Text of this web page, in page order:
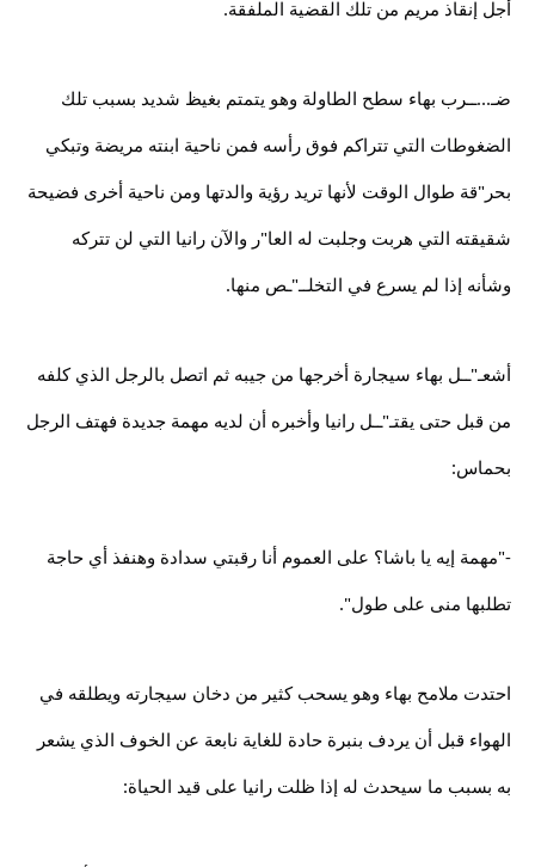
أجل إنقاذ مريم من تلك القضية الملفقة.
ضـ...ــرب بهاء سطح الطاولة وهو يتمتم بغيظ شديد بسبب تلك
الضغوطات التي تتراكم فوق رأسه فمن ناحية ابنته مريضة وتبكي
بحر"قة طوال الوقت لأنها تريد رؤية والدتها ومن ناحية أخرى فضيحة
شقيقته التي هربت وجلبت له العا"ر والآن رانيا التي لن تتركه
وشأنه إذا لم يسرع في التخلــ"ـص منها.
أشعـ"ــل بهاء سيجارة أخرجها من جيبه ثم اتصل بالرجل الذي كلفه
من قبل حتى يقتـ"ــل رانيا وأخبره أن لديه مهمة جديدة فهتف الرجل
بحماس:
-"مهمة إيه يا باشا؟ على العموم أنا رقبتي سدادة وهنفذ أي حاجة
تطلبها منى على طول".
احتدت ملامح بهاء وهو يسحب كثير من دخان سيجارته ويطلقه في
الهواء قبل أن يردف بنبرة حادة للغاية نابعة عن الخوف الذي يشعر
به بسبب ما سيحدث له إذا ظلت رانيا على قيد الحياة: